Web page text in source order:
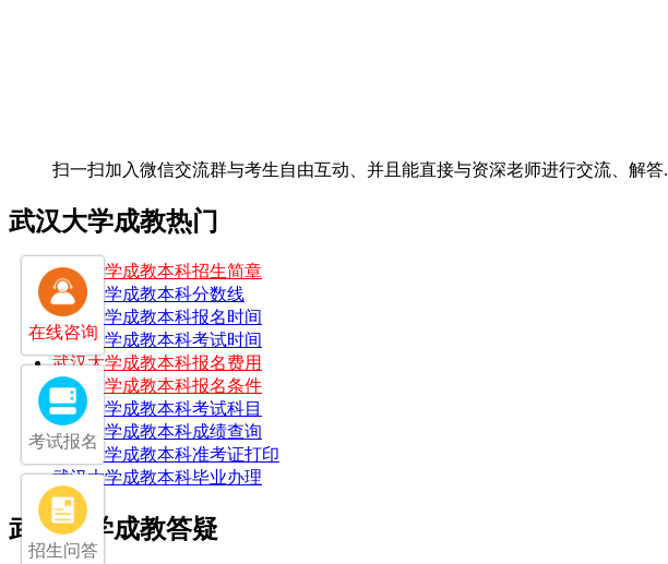
扫一扫加入微信交流群与考生自由互动、并且能直接与资深老师进行交流、解答.
武汉大学成教热门
武汉大学成教本科招生简章
武汉大学成教本科分数线
武汉大学成教本科报名时间
武汉大学成教本科考试时间
武汉大学成教本科报名费用
武汉大学成教本科报名条件
武汉大学成教本科考试科目
武汉大学成教本科成绩查询
武汉大学成教本科准考证打印
武汉大学成教本科毕业办理
武汉大学成教答疑
在线咨询
考试报名
招生问答